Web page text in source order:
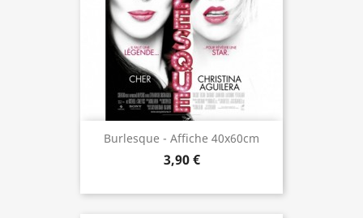
Burlesque - Affiche 40x60cm
3,90 €